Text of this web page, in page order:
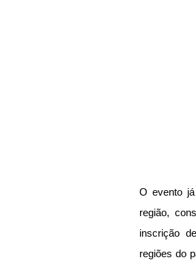
O evento
região,
inscrição
regiões do